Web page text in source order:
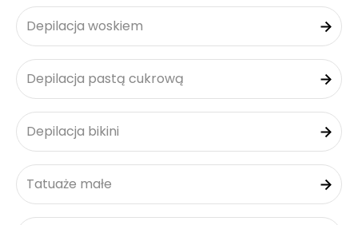
Depilacja woskiem
Depilacja pastą cukrową
Depilacja bikini
Tatuaże małe